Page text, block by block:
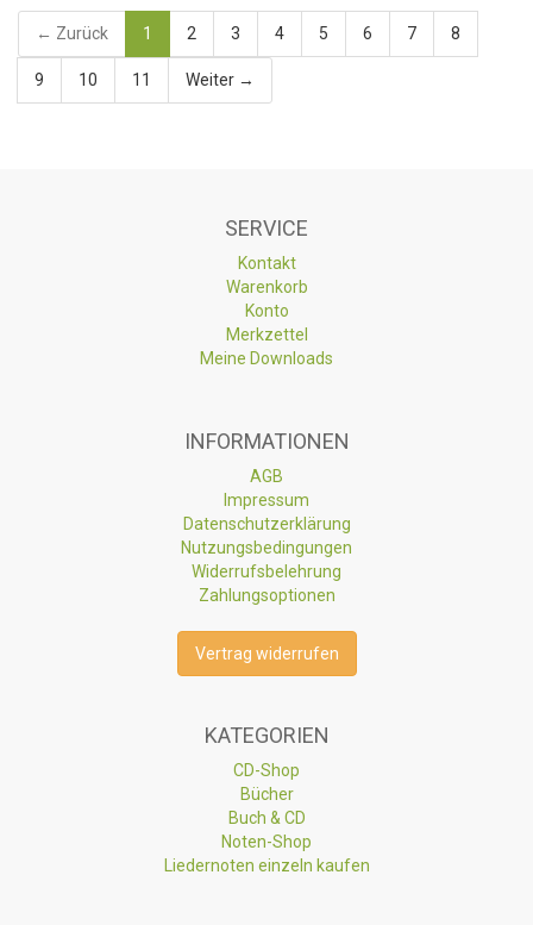
← Zurück 1 2 3 4 5 6 7 8
9 10 11 Weiter →
SERVICE
Kontakt
Warenkorb
Konto
Merkzettel
Meine Downloads
INFORMATIONEN
AGB
Impressum
Datenschutzerklärung
Nutzungsbedingungen
Widerrufsbelehrung
Zahlungsoptionen
Vertrag widerrufen
KATEGORIEN
CD-Shop
Bücher
Buch & CD
Noten-Shop
Liedernoten einzeln kaufen